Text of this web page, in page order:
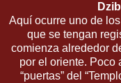
Aquí ocurre uno de
que se tengan
comienza alrededor
por el oriente. Poco
“puertas” del